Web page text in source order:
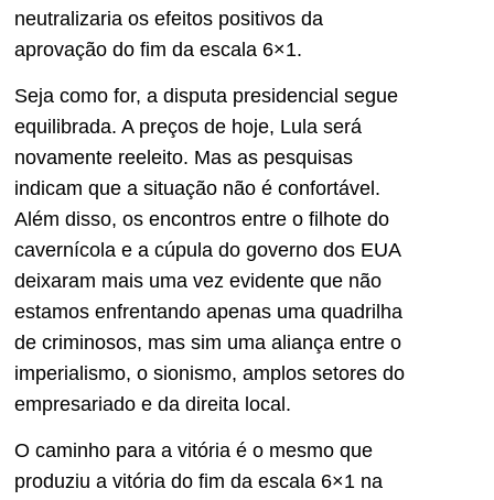
neutralizaria os efeitos positivos da
aprovação do fim da escala 6×1.
Seja como for, a disputa presidencial segue
equilibrada. A preços de hoje, Lula será
novamente reeleito. Mas as pesquisas
indicam que a situação não é confortável.
Além disso, os encontros entre o filhote do
cavernícola e a cúpula do governo dos EUA
deixaram mais uma vez evidente que não
estamos enfrentando apenas uma quadrilha
de criminosos, mas sim uma aliança entre o
imperialismo, o sionismo, amplos setores do
empresariado e da direita local.
O caminho para a vitória é o mesmo que
produziu a vitória do fim da escala 6×1 na